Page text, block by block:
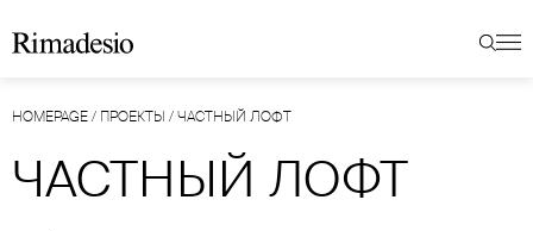
HOMEPAGE/ ПРОЕКТЫ /ЧАСТНЫЙ ЛОФТ
ЧАСТНЫЙ ЛОФТ